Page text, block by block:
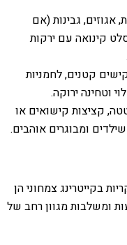
אגוזים, גבינות (אם
קינואה עם ירקות
קטנים, לחמניות
וטחינה ירוקה.
קציצות קישואים או
ומבוגרים אוהבים.
בקייטרינג צמחוני הן
ומשלבות מגוון רחב של